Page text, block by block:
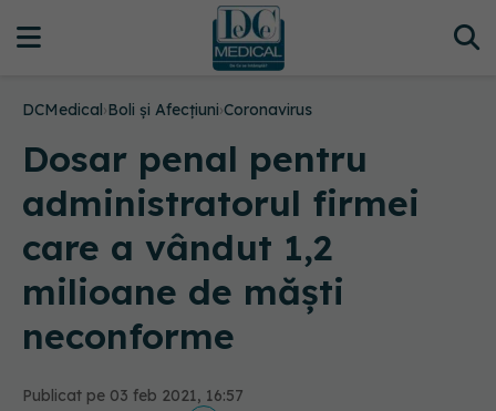
DCMedical›Boli și Afecțiuni›Coronavirus
Dosar penal pentru
administratorul firmei
care a vândut 1,2
milioane de măşti
neconforme
Publicat pe 03 feb 2021, 16:57